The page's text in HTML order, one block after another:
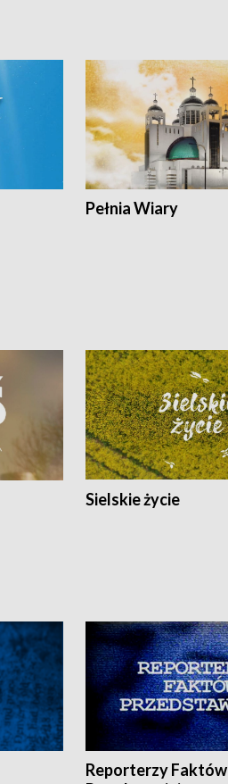
Pełnia Wiary
Sielskie życie
Reporterzy Faktów